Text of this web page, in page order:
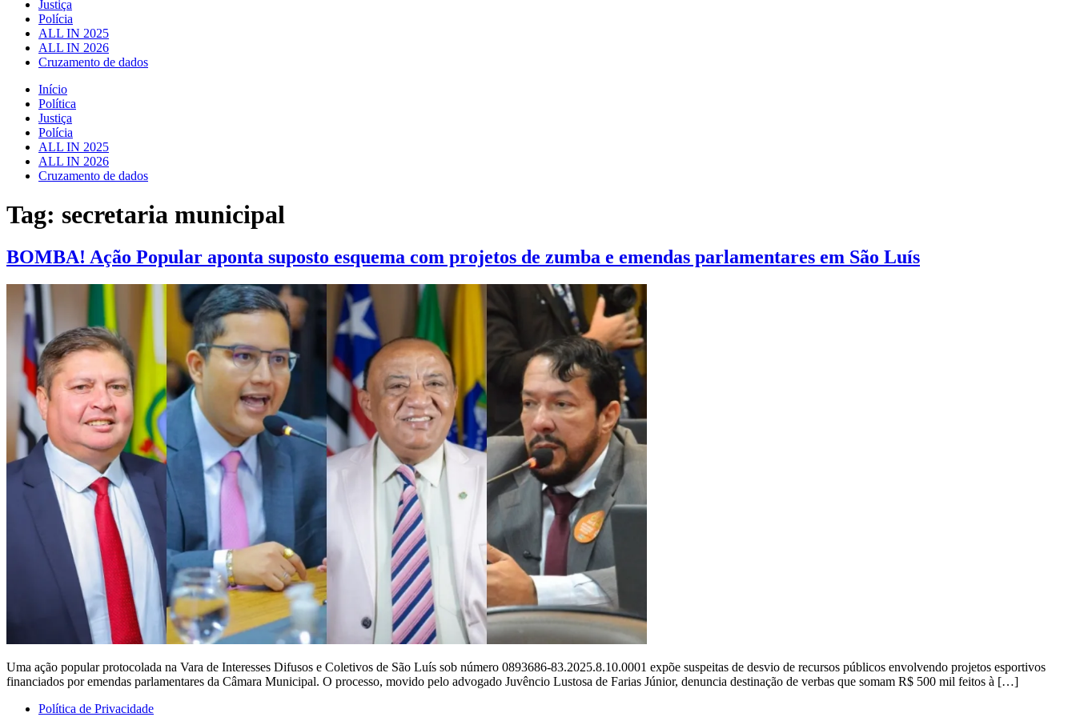
Justiça
Polícia
ALL IN 2025
ALL IN 2026
Cruzamento de dados
Início
Política
Justiça
Polícia
ALL IN 2025
ALL IN 2026
Cruzamento de dados
Tag: secretaria municipal
BOMBA! Ação Popular aponta suposto esquema com projetos de zumba e emendas parlamentares em São Luís
Uma ação popular protocolada na Vara de Interesses Difusos e Coletivos de São Luís sob número 0893686-83.2025.8.10.0001 expõe suspeitas de desvio de recursos públicos envolvendo projetos esportivos
financiados por emendas parlamentares da Câmara Municipal. O processo, movido pelo advogado Juvêncio Lustosa de Farias Júnior, denuncia destinação de verbas que somam R$ 500 mil feitos à […]
Política de Privacidade